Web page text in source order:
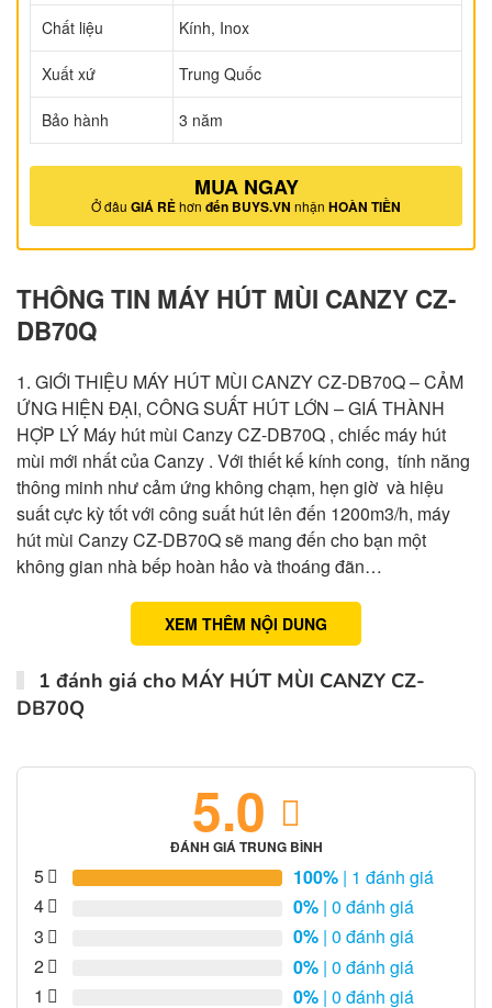
Chất liệu Kính, Inox
Xuất xứ Trung Quốc
Bảo hành 3 năm
MUA NGAY
Ở đâu GIÁ RẺhơn đến BUYS.VN nhận HOÀN TIỀN
THÔNG TIN MÁY HÚT MÙI CANZY CZ-
DB70Q
1. GIỚI THIỆU MÁY HÚT MÙI CANZY CZ-DB70Q – CẢM
ỨNG HIỆN ĐẠI, CÔNG SUẤT HÚT LỚN – GIÁ THÀNH
HỢP LÝ Máy hút mùi Canzy CZ-DB70Q , chiếc máy hút
mùi mới nhất của Canzy . Với thiết kế kính cong, tính năng
thông minh như cảm ứng không chạm, hẹn giờ và hiệu
suất cực kỳ tốt với công suất hút lên đến 1200m3/h, máy
hút mùi Canzy CZ-DB70Q sẽ mang đến cho bạn một
không gian nhà bếp hoàn hảo và thoáng đãn…
XEM THÊM NỘI DUNG
1 đánh giá cho MÁY HÚT MÙI CANZY CZ-
DB70Q
5.0
ĐÁNH GIÁ TRUNG BÌNH
5 100% | 1 đánh giá
4
0% | 0 đánh giá
3
0% | 0 đánh giá
2
0% | 0 đánh giá
1
0% | 0 đánh giá